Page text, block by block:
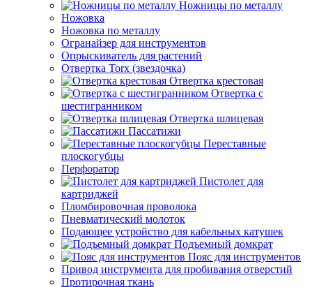
Ножницы по металлу
Ножовка
Ножовка по металлу
Огранайзер для инструментов
Опрыскиватель для растений
Отвертка Torx (звездочка)
Отвертка крестовая
Отвертка с
шестигранником
Отвертка шлицевая
Пассатижи
Переставные
плоскогубцы
Перфоратор
Пистолет для
картриджей
Пломбировочная проволока
Пневматический молоток
Подающее устройство для кабельных катушек
Подъемный домкрат
Пояс для инструментов
Привод инструмента для пробивания отверстий
Протирочная ткань